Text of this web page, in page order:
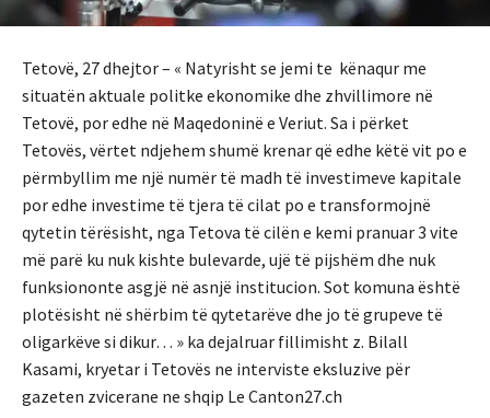
Tetovë, 27 dhejtor – « Natyrisht se jemi te kënaqur me
situatën aktuale politke ekonomike dhe zhvillimore në
Tetovë, por edhe në Maqedoninë e Veriut. Sa i përket
Tetovës, vërtet ndjehem shumë krenar që edhe këtë vit po e
përmbyllim me një numër të madh të investimeve kapitale
por edhe investime të tjera të cilat po e transformojnë
qytetin tërësisht, nga Tetova të cilën e kemi pranuar 3 vite
më parë ku nuk kishte bulevarde, ujë të pijshëm dhe nuk
funksiononte asgjë në asnjë institucion. Sot komuna është
plotësisht në shërbim të qytetarëve dhe jo të grupeve të
oligarkëve si dikur… » ka dejalruar fillimisht z. Bilall
Kasami, kryetar i Tetovës ne interviste eksluzive për
gazeten zvicerane ne shqip Le Canton27.ch